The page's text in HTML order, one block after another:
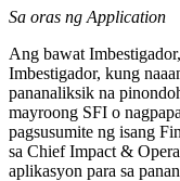
Sa oras ng Application
Ang bawat
Imbestigador, kung
pananaliksik na
mayroong SFI o
pagsusumite ng isang
sa Chief Impact &
aplikasyon para sa